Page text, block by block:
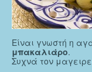
Είναι γνωστή η
μπακαλιάρο.
Συχνά τον